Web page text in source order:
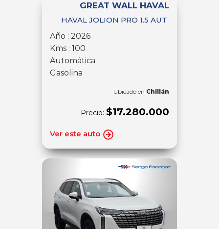
GREAT WALL HAVAL
HAVAL JOLION PRO 1.5 AUT
Año : 2026
Kms : 100
Automática
Gasolina
Ubicado en Chillán
Precio: $17.280.000
Ver este auto